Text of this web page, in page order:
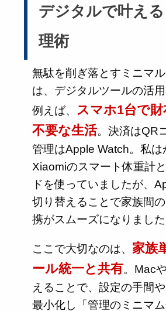
デジタルで叶え
理術
無駄を削ぎ落とすミニマ
は、デジタルツールの活用
例えば、 スマホ1台で
不要な生活。決済はQR
管理はApple Watch。私は
Xiaomiのスマート体重計
ドを使っていましたが、
切り替えることで家族間
携がスムーズになりました
ここで大切なのは、 家族
ール統一と共有。Mac
えることで、設定の手間
最小化し「管理のミニマ